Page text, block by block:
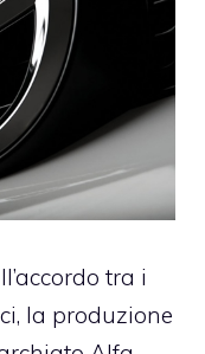
tra i
la produzione